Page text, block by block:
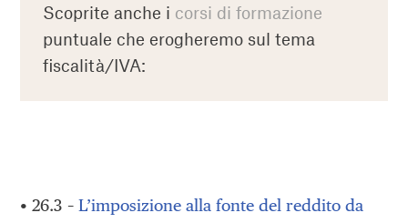
Scoprite anche i corsi di formazione
puntuale che erogheremo sul tema
fiscalità/IVA:
• 26.3 –L’imposizione alla fonte del reddito da